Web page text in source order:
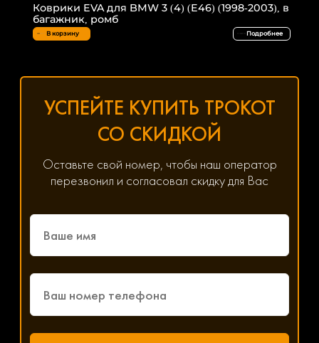
Коврики EVA для BMW 3 (4) (E46) (1998-2003), в
багажник, ромб
В корзину Подробнее
УСПЕЙТЕ КУПИТЬ ТРОКОТ
СО СКИДКОЙ
Оставьте свой номер, чтобы наш оператор
перезвонил и согласовал скидку для Вас